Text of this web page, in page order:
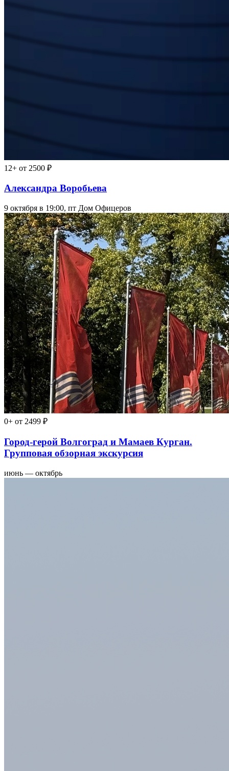
12+ от 2500 ₽
Александра Воробьева
9 октября в 19:00, пт Дом Офицеров
0+ от 2499 ₽
Город-герой Волгоград и Мамаев Курган.
Групповая обзорная экскурсия
июнь — октябрь